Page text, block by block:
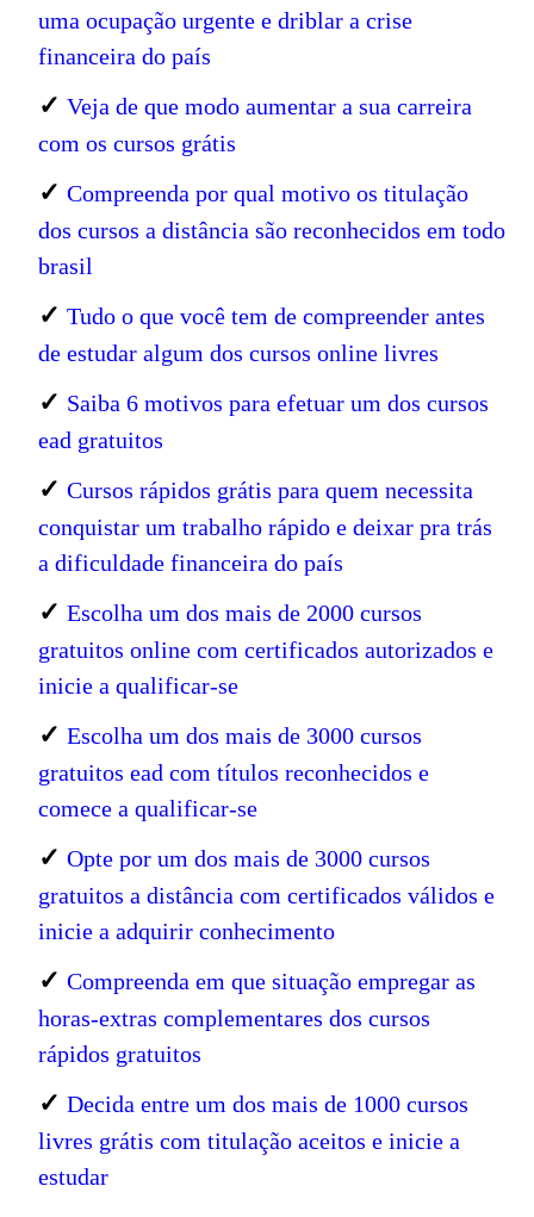
uma ocupação urgente e driblar a crise
financeira do país
✓ Veja de que modo aumentar a sua carreira
com os cursos grátis
✓ Compreenda por qual motivo os titulação
dos cursos a distância são reconhecidos em todo
brasil
✓ Tudo o que você tem de compreender antes
de estudar algum dos cursos online livres
✓ Saiba 6 motivos para efetuar um dos cursos
ead gratuitos
✓ Cursos rápidos grátis para quem necessita
conquistar um trabalho rápido e deixar pra trás
a dificuldade financeira do país
✓ Escolha um dos mais de 2000 cursos
gratuitos online com certificados autorizados e
inicie a qualificar-se
✓ Escolha um dos mais de 3000 cursos
gratuitos ead com títulos reconhecidos e
comece a qualificar-se
✓ Opte por um dos mais de 3000 cursos
gratuitos a distância com certificados válidos e
inicie a adquirir conhecimento
✓ Compreenda em que situação empregar as
horas-extras complementares dos cursos
rápidos gratuitos
✓ Decida entre um dos mais de 1000 cursos
livres grátis com titulação aceitos e inicie a
estudar